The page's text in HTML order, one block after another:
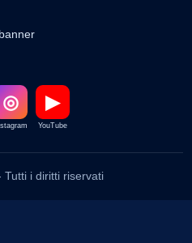
◎ ▶
YouTube
i diritti riservati